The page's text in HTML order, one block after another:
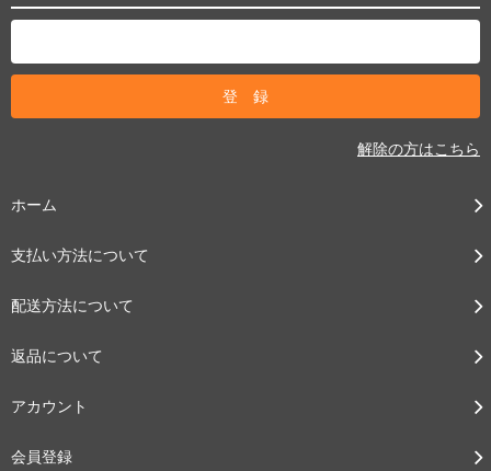
解除の方はこちら
ホーム
支払い方法について
配送方法について
返品について
アカウント
会員登録